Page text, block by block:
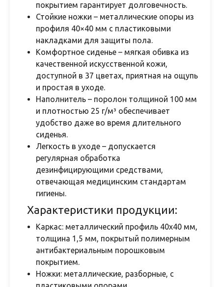
покрытием гарантирует долговечность.
Стойкие ножки – металлические опоры из
профиля 40×40 мм с пластиковыми
накладками для защиты пола.
Комфортное сиденье – мягкая обивка из
качественной искусственной кожи,
доступной в 37 цветах, приятная на ощупь
и простая в уходе.
Наполнитель – поролон толщиной 100 мм
и плотностью 25 г/м³ обеспечивает
удобство даже во время длительного
сиденья.
Легкость в уходе – допускается
регулярная обработка
дезинфицирующими средствами,
отвечающая медицинским стандартам
гигиены.
Характеристики продукции:
Каркас: металлический профиль 40х40 мм,
толщина 1,5 мм, покрытый полимерным
антибактериальным порошковым
покрытием.
Ножки: металлические, разборные, с